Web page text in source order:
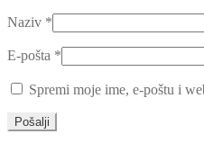
Naziv *
E-pošta *
Spremi moje ime, e-poštu i